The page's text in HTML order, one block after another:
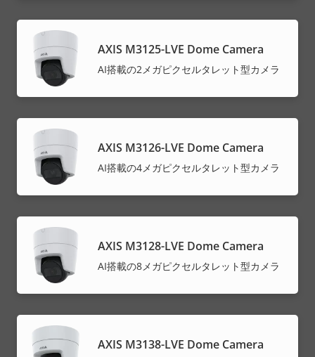
AXIS M3125-LVE Dome Camera
AI搭載の2メガピクセルタレット型カメラ
AXIS M3126-LVE Dome Camera
AI搭載の4メガピクセルタレット型カメラ
AXIS M3128-LVE Dome Camera
AI搭載の8メガピクセルタレット型カメラ
AXIS M3138-LVE Dome Camera